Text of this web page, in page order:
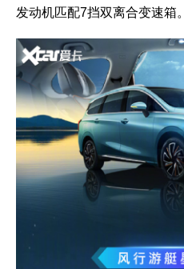
发动机匹配7挡双离合变速箱。